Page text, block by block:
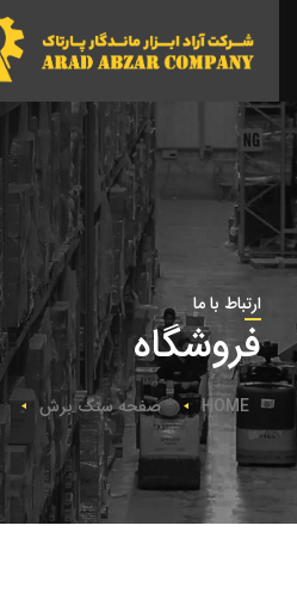
صفحه ی اصلی
شعبه ها
نمایندگی ها
محصولات
تماس با ما ارتباط با ما
فروشگاه
HOME صفحه سنگ برش